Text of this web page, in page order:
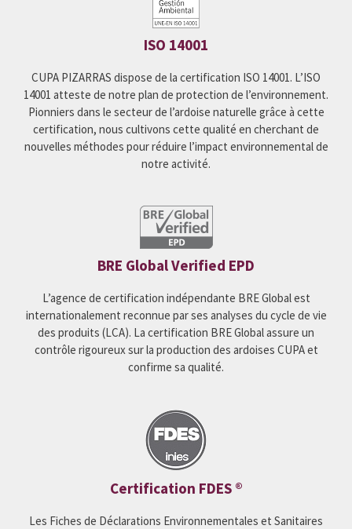
ISO 14001
CUPA PIZARRAS dispose de la certification ISO 14001. L’ISO
14001 atteste de notre plan de protection de l’environnement.
Pionniers dans le secteur de l’ardoise naturelle grâce à cette
certification, nous cultivons cette qualité en cherchant de
nouvelles méthodes pour réduire l’impact environnemental de
notre activité.
BRE Global Verified EPD
L’agence de certification indépendante BRE Global est
internationalement reconnue par ses analyses du cycle de vie
des produits (LCA). La certification BRE Global assure un
contrôle rigoureux sur la production des ardoises CUPA et
confirme sa qualité.
Certification FDES ®
Les Fiches de Déclarations Environnementales et Sanitaires